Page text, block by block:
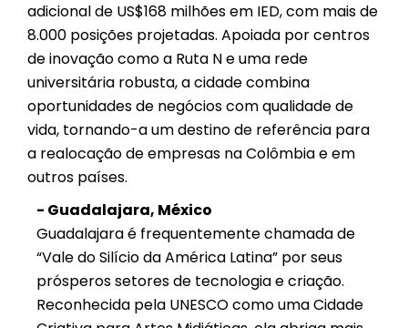
adicional de US$168 milhões em IED, com mais de
8.000 posições projetadas. Apoiada por centros
de inovação como a Ruta N e uma rede
universitária robusta, a cidade combina
oportunidades de negócios com qualidade de
vida, tornando-a um destino de referência para
a realocação de empresas na Colômbia e em
outros países.
- Guadalajara, México
Guadalajara é frequentemente chamada de
“Vale do Silício da América Latina” por seus
prósperos setores de tecnologia e criação.
Reconhecida pela UNESCO como uma Cidade